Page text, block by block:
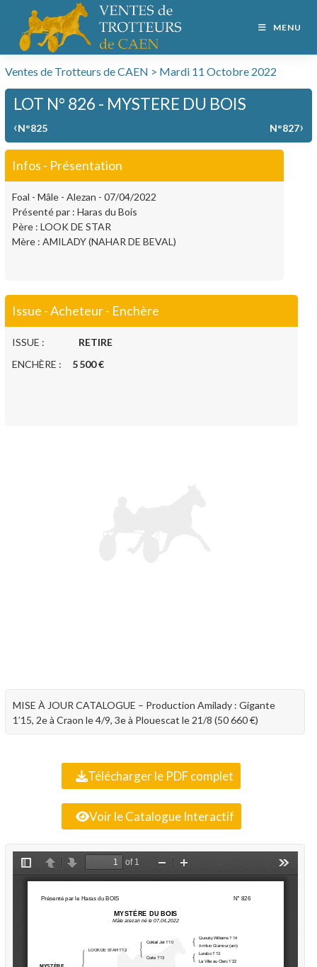
MENU
Ventes de Trotteurs de CAEN > Mardi 11 Octobre 2022
LOT N° 826 - MYSTERE DU BOIS
‹N°825 N°827›
Infos - Présentation
Foal - Mâle - Alezan - 07/04/2022
Présenté par : Haras du Bois
Père : LOOK DE STAR
Mère : AMILADY (NAHAR DE BEVAL)
Issue - Acheteur - Enchère
ISSUE : RETIRE
ENCHÈRE : 5 500 €
MISE À JOUR CATALOGUE – Production Amilady : Gigante
1’15, 2e à Craon le 4/9, 3e à Plouescat le 21/8 (50 660 €)
Télécharger le PDF complet
Voir le Catalogue Interactif